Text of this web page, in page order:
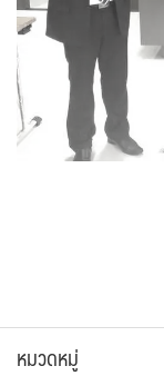
หมวดหมู่